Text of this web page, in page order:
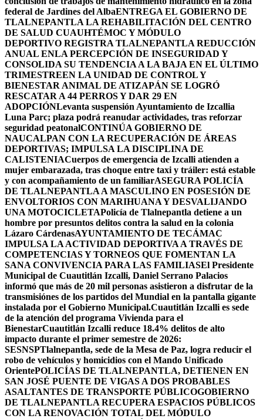
federal de Jardines del AlbaENTREGA EL GOBIERNO DE
TLALNEPANTLA LA REHABILITACIÓN DEL CENTRO
DE SALUD CUAUHTÉMOC Y MÓDULO
DEPORTIVO REGISTRA TLALNEPANTLA REDUCCIÓN
ANUAL ENLA PERCEPCIÓN DE INSEGURIDAD Y
CONSOLIDA SU TENDENCIA A LA BAJA EN EL ÚLTIMO
TRIMESTREEN LA UNIDAD DE CONTROL Y
BIENESTAR ANIMAL DE ATIZAPÁN SE LOGRÓ
RESCATAR A 44 PERROS Y DAR 29 EN
ADOPCIÓNLevanta suspensión Ayuntamiento de Izcallia
Luna Parc; plaza podrá reanudar actividades, tras reforzar
seguridad peatonalCONTINÚA GOBIERNO DE
NAUCALPAN CON LA RECUPERACIÓN DE ÁREAS
DEPORTIVAS; IMPULSA LA DISCIPLINA DE
CALISTENIACuerpos de emergencia de Izcalli atienden a
mujer embarazada, tras choque entre taxi y tráiler: está estable
y con acompañamiento de un familiarASEGURA POLICÍA
DE TLALNEPANTLA A MASCULINO EN POSESIÓN DE
ENVOLTORIOS CON MARIHUANA Y DESVALIJANDO
UNA MOTOCICLETAPolicía de Tlalnepantla detiene a un
hombre por presuntos delitos contra la salud en la colonia
Lázaro CárdenasAYUNTAMIENTO DE TECÁMAC
IMPULSA LA ACTIVIDAD DEPORTIVA A TRAVÉS DE
COMPETENCIAS Y TORNEOS QUE FOMENTAN LA
SANA CONVIVENCIA PARA LAS FAMILIASEl Presidente
Municipal de Cuautitlán Izcalli, Daniel Serrano Palacios
informó que más de 20 mil personas asistieron a disfrutar de la
transmisiónes de los partidos del Mundial en la pantalla gigante
instalada por el Gobierno Municipal.Cuautitlán Izcalli es sede
de la atención del programa Vivienda para el
BienestarCuautitlán Izcalli reduce 18.4% delitos de alto
impacto durante el primer semestre de 2026:
SESNSPTlalnepantla, sede de la Mesa de Paz, logra reducir el
robo de vehículos y homicidios con el Mando Unificado
OrientePOLICÍAS DE TLALNEPANTLA, ​DETIENEN EN
SAN JOSÉ PUENTE DE VIGAS A DOS PROBABLES
ASALTANTES DE TRANSPORTE PÚBLICOGOBIERNO
DE TLALNEPANTLA RECUPERA ESPACIOS PÚBLICOS
CON LA RENOVACIÓN TOTAL DEL MÓDULO